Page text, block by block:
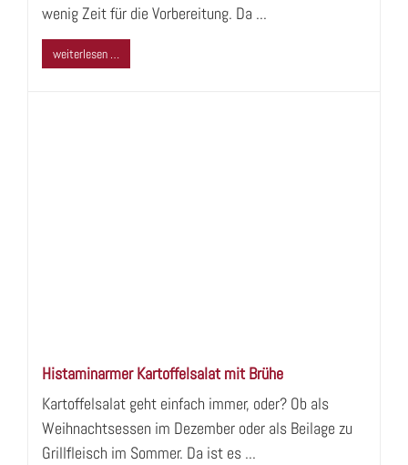
wenig Zeit für die Vorbereitung. Da ...
weiterlesen …
Histaminarmer Kartoffelsalat mit Brühe
Kartoffelsalat geht einfach immer, oder? Ob als
Weihnachtsessen im Dezember oder als Beilage zu
Grillfleisch im Sommer. Da ist es ...